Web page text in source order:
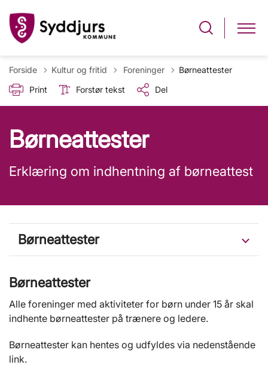
Forside Kultur og fritid Tilbage til
Foreninger
Børneattester
Print
Forstør tekst Del
Børneattester
Erklæring om indhentning af børneattest
Børneattester
Børneattester
Alle foreninger med aktiviteter for børn under 15 år skal
indhente børneattester på trænere og ledere.
Børneattester kan hentes og udfyldes via nedenstående
link.